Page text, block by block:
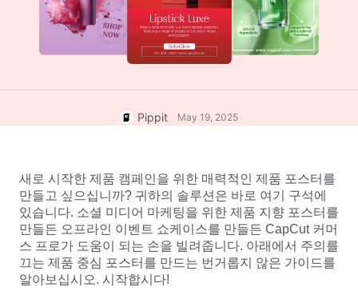
지금 편집
AI 제품 이미지
전문적인 제품 사진을 일괄적으로
AI 아바타 및 음성
실제 같은 다양한 AI 아바타 및 음
게시 및 분석
제품 이미지
원클릭 동영상 솔루션
AI 기반 제품 포스터
상위 5가지 유형의 비즈니스 비
판매 촉진 포스터 팁
소셜 미디어 팁
TikTok 비디오 광고 가이드
Pippit May 19, 2025
새로 시작한 제품 캠페인을 위한 매력적인 제품 포스터를
만들고 싶으십니까? 귀하의 솔루션은 바로 여기 구석에
있습니다. 소셜 미디어 마케팅을 위한 제품 지향 포스터를
만들든 오프라인 이벤트 쇼케이스를 만들든 CapCut 커머
스 프로가 도움이 되는 손을 빌려줍니다. 아래에서 주의를
끄는 제품 중심 포스터를 만드는 번거롭지 않은 가이드를
알아보십시오. 시작합시다!